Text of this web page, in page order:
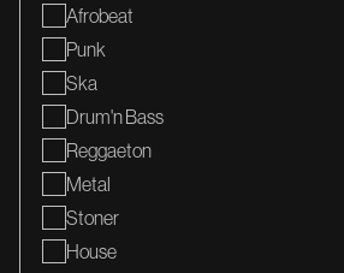
Afrobeat
Punk
Ska
Drum'n Bass
Reggaeton
Metal
Stoner
House